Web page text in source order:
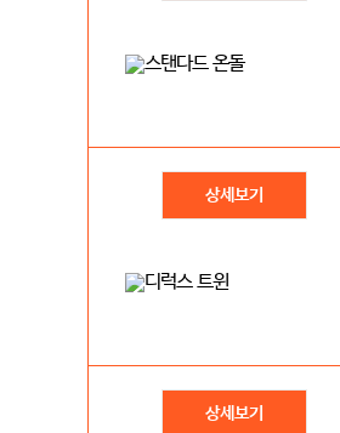
상세보기
상세보기